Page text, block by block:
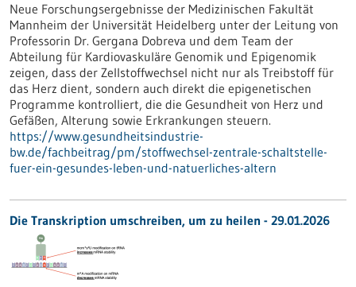
Neue Forschungsergebnisse der Medizinischen Fakultät
Mannheim der Universität Heidelberg unter der Leitung von
Professorin Dr. Gergana Dobreva und dem Team der
Abteilung für Kardiovaskuläre Genomik und Epigenomik
zeigen, dass der Zellstoffwechsel nicht nur als Treibstoff für
das Herz dient, sondern auch direkt die epigenetischen
Programme kontrolliert, die die Gesundheit von Herz und
Gefäßen, Alterung sowie Erkrankungen steuern.
https://www.gesundheitsindustrie-
bw.de/fachbeitrag/pm/stoffwechsel-zentrale-schaltstelle-
fuer-ein-gesundes-leben-und-natuerliches-altern
Die Transkription umschreiben, um zu heilen - 29.01.2026